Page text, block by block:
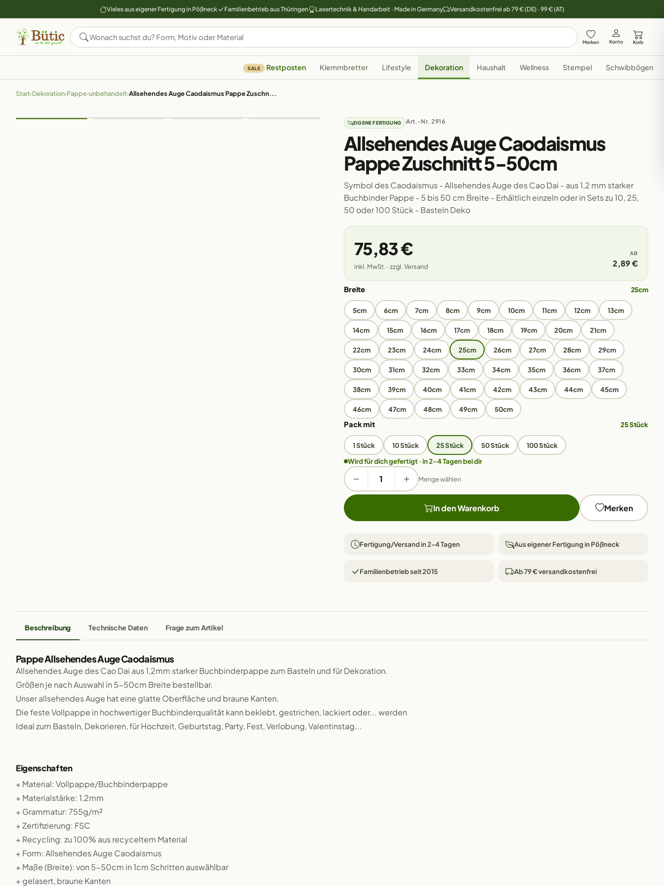
Vieles aus eigener Fertigung in Pößneck Familienbetrieb aus Thüringen Lasertechnik & Handarbeit · Made in Germany Versandkostenfrei ab 79 € (DE) · 99 € (AT)
Merken Konto Korb
SALE Restposten Klemmbretter Lifestyle Dekoration Haushalt Wellness Stempel Schwibbögen
Start›Dekoration›Pappe›unbehandelt›Allsehendes Auge Caodaismus Pappe Zuschn...
EIGENE FERTIGUNG Art.-Nr. 2916
Allsehendes Auge Caodaismus
Pappe Zuschnitt 5-50cm
Symbol des Caodaismus - Allsehendes Auge des Cao Dai - aus 1,2 mm starker
Buchbinder Pappe - 5 bis 50 cm Breite - Erhältlich einzeln oder in Sets zu 10, 25,
50 oder 100 Stück - Basteln Deko
75,83 €
inkl. MwSt. · zzgl. Versand
AB
2,89 €
Breite 25cm
5cm 6cm 7cm 8cm 9cm 10cm 11cm 12cm 13cm
14cm 15cm 16cm 17cm 18cm 19cm 20cm 21cm
22cm 23cm 24cm 25cm 26cm 27cm 28cm 29cm
30cm 31cm 32cm 33cm 34cm 35cm 36cm 37cm
38cm 39cm 40cm 41cm 42cm 43cm 44cm 45cm
46cm 47cm 48cm 49cm 50cm
Pack mit 25 Stück
1 Stück 10 Stück 25 Stück 50 Stück
100 Stück
Wird für dich gefertigt · in 2–4 Tagen bei dir
Menge wählen
In den Warenkorb Merken
Fertigung/Versand in 2–4 Tagen Aus eigener Fertigung in Pößneck
Familienbetrieb seit 2015 Ab 79 € versandkostenfrei
Beschreibung Technische Daten Frage zum Artikel
Pappe Allsehendes Auge Caodaismus
Allsehendes Auge des Cao Dai aus 1,2mm starker Buchbinderpappe zum Basteln und für Dekoration.
Größen je nach Auswahl in 5-50cm Breite bestellbar.
Unser allsehendes Auge hat eine glatte Oberfläche und braune Kanten.
Die feste Vollpappe in hochwertiger Buchbinderqualität kann beklebt, gestrichen, lackiert oder... werden
Ideal zum Basteln, Dekorieren, für Hochzeit, Geburtstag, Party, Fest, Verlobung, Valentinstag...
Eigenschaften
+ Material: Vollpappe/Buchbinderpappe
+ Materialstärke: 1,2mm
+ Grammatur: 755g/m²
+ Zertifizierung: FSC
+ Recycling: zu 100% aus recyceltem Material
+ Form: Allsehendes Auge Caodaismus
+ Maße (Breite): von 5-50cm in 1cm Schritten auswählbar
+ gelasert, braune Kanten